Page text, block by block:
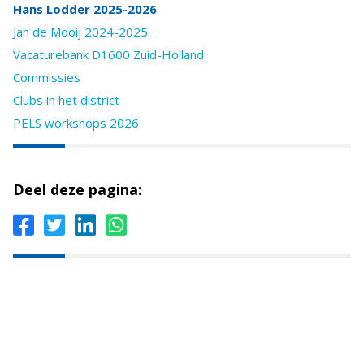
Hans Lodder 2025-2026
Jan de Mooij 2024-2025
Vacaturebank D1600 Zuid-Holland
Commissies
Clubs in het district
PELS workshops 2026
Deel deze pagina: